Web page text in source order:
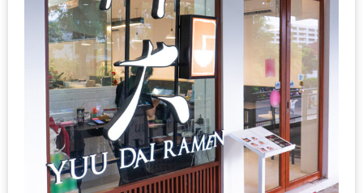
ต้อง
มา
ลอง
ถนน
คน
เดิน
วัน
อาทิตย์